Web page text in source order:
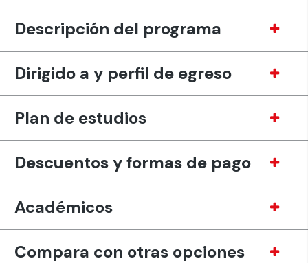
Descripción del programa
Dirigido a y perfil de egreso
Plan de estudios
Descuentos y formas de pago
Académicos
Compara con otras opciones